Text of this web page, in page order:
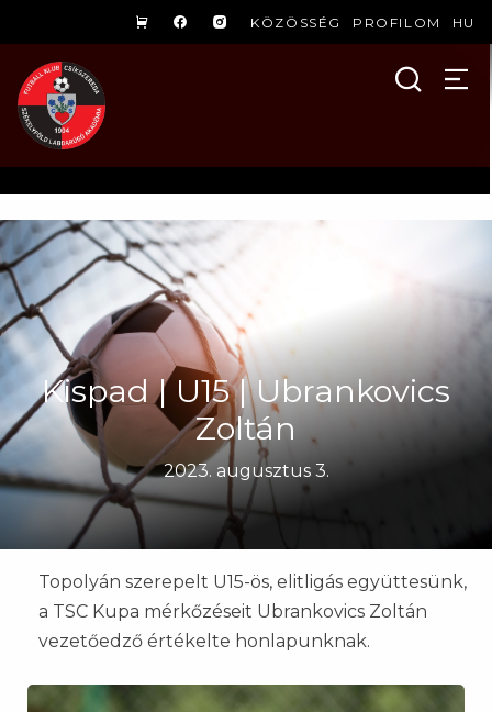
KÖZÖSSÉG PROFILOM HU
Kispad | U15 | Ubrankovics
Zoltán
2023. augusztus 3.
Topolyán szerepelt U15-ös, elitligás együttesünk,
a TSC Kupa mérkőzéseit Ubrankovics Zoltán
vezetőedző értékelte honlapunknak.